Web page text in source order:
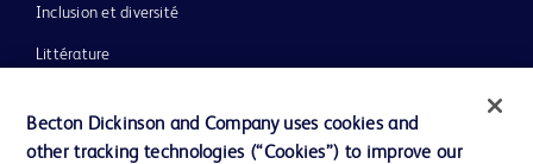
Inclusion et diversité
Littérature
Notre entreprise
Becton Dickinson and Company uses cookies and
other tracking technologies (“Cookies”) to improve our